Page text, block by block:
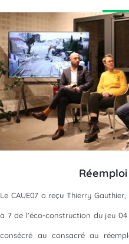
Réemploi
Le CAUE07 a reçu Thierry
à 7 de l’éco-construction du jeu
consécré au consacré au